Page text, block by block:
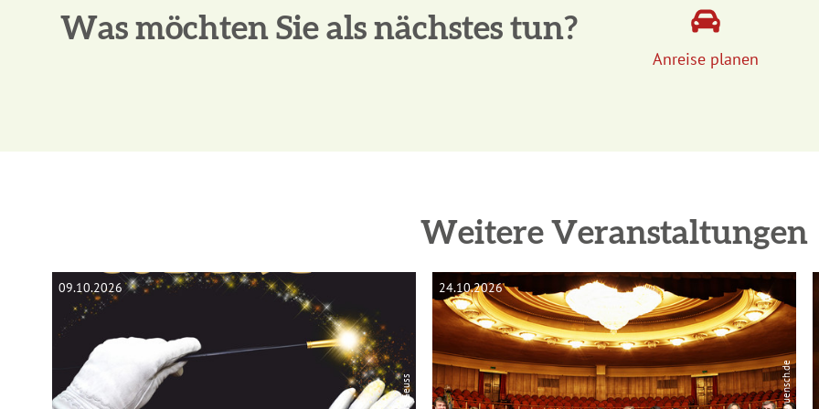
Was möchten Sie als nächstes tun?
Anreise planen
Weitere Veranstaltungen
09.10.2026 24.10.2026